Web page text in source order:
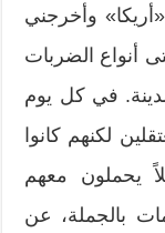
وأخرجني
أنواع الضربات
في كل يوم
لكنهم كانوا
يحملون معهم
بالجملة، عن